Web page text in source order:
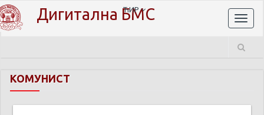
Дигитална БМС
ЋИР
КОМУНИСТ